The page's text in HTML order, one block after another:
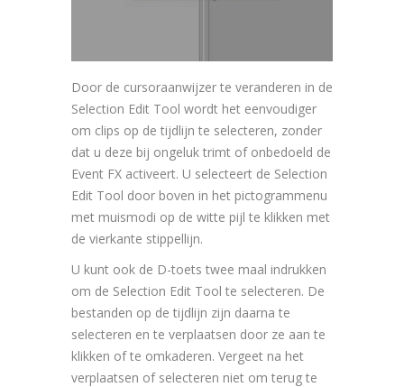
Door de cursoraanwijzer te veranderen in de
Selection Edit Tool wordt het eenvoudiger
om clips op de tijdlijn te selecteren, zonder
dat u deze bij ongeluk trimt of onbedoeld de
Event FX activeert. U selecteert de Selection
Edit Tool door boven in het pictogrammenu
met muismodi op de witte pijl te klikken met
de vierkante stippellijn.
U kunt ook de D-toets twee maal indrukken
om de Selection Edit Tool te selecteren. De
bestanden op de tijdlijn zijn daarna te
selecteren en te verplaatsen door ze aan te
klikken of te omkaderen. Vergeet na het
verplaatsen of selecteren niet om terug te